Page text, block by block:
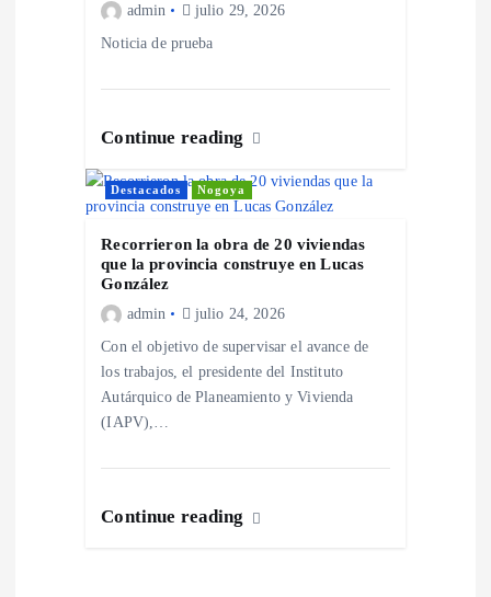
admin julio 29, 2026
Noticia de prueba
Continue reading
Destacados Nogoya
Recorrieron la obra de 20 viviendas
que la provincia construye en Lucas
González
admin julio 24, 2026
Con el objetivo de supervisar el avance de
los trabajos, el presidente del Instituto
Autárquico de Planeamiento y Vivienda
(IAPV),…
Continue reading